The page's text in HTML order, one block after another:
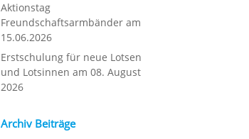
Aktionstag
Freundschaftsarmbänder am
15.06.2026
Erstschulung für neue Lotsen
und Lotsinnen am 08. August
2026
Archiv Beiträge